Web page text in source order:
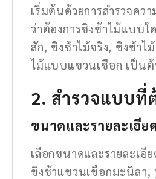
เริ่มต้นด้วยการสำรวจคว
ว่าต้องการชิงช้าไม้แบบใ
สัก, ชิงช้าไม้จริง, ชิงช้า
ไม้แบบแขวนเชือก เป็น
2. สำรวจแบบที่
ขนาดและรายละเอีย
เลือกขนาดและรายละเอี
ชิงช้าแขวนเชือกมะนิลา,